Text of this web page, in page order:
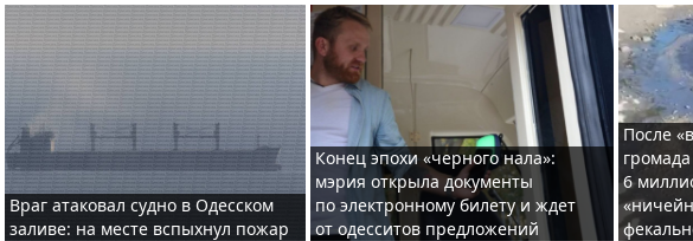
Враг атаковал судно в Одесском
заливе: на месте вспыхнул пожар
Конец эпохи «черного нала»:
мэрия открыла документы
по электронному билету и ждет
от одесситов предложений
После
6